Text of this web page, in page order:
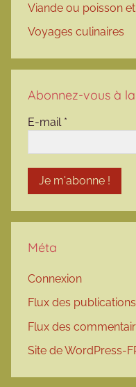
Viande ou poisson
Voyages culinaires
Abonnez-vous à
E-mail *
Méta
Connexion
Flux des publications
Flux des
Site de WordPress-